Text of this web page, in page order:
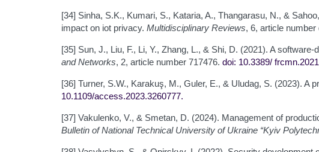
[34] Sinha, S.K., Kumari, S., Kataria, A., Thangarasu, N., &
impact on iot privacy. Multidisciplinary Reviews, 6, article number
[35] Sun, J., Liu, F., Li, Y., Zhang, L., & Shi, D. (2021). A
and Networks, 2, article number 717476. doi: 10.3389/
[36] Turner, S.W., Karakuş, M., Guler, E., & Uludag, S. (2023). A
10.1109/access.2023.3260777.
[37] Vakulenko, V., & Smetan, D. (2024). Management of
Bulletin of National Technical University of Ukraine “Kyiv